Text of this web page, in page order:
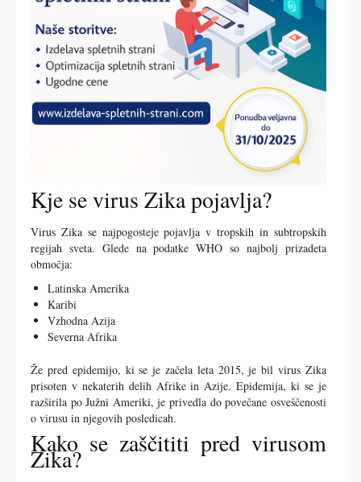
Kje se virus Zika pojavlja?
Virus Zika se najpogosteje pojavlja v tropskih in subtropskih
regijah sveta. Glede na podatke WHO so najbolj prizadeta
območja:
Latinska Amerika
Karibi
Vzhodna Azija
Severna Afrika
Že pred epidemijo, ki se je začela leta 2015, je bil virus Zika
prisoten v nekaterih delih Afrike in Azije. Epidemija, ki se je
razširila po Južni Ameriki, je privedla do povečane osveščenosti
o virusu in njegovih posledicah.
Kako se zaščititi pred virusom
Zika?